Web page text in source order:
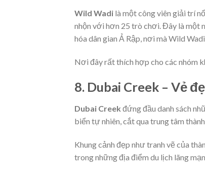
Wild Wadi là một công viên giải trí
nhộn với hơn 25 trò chơi. Đây là một
hóa dân gian Ả Rập, nơi mà Wild
Nơi đây rất thích hợp cho các nhóm
8. Dubai Creek – Vẻ
Dubai Creek đứng đầu danh sách
biển tự nhiên, cắt qua trung tâm
Khung cảnh đẹp như tranh vẽ của
trong những địa điểm du lịch lãng